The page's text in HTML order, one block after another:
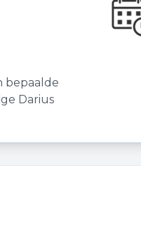
bepaalde
Darius